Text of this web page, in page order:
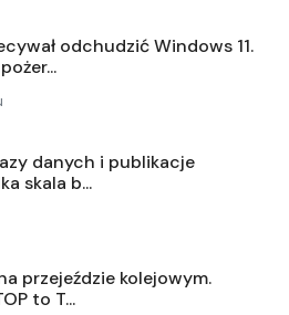
odchudzić Windows 11.
danych i publikacje
skala b...
przejeździe kolejowym.
to T...